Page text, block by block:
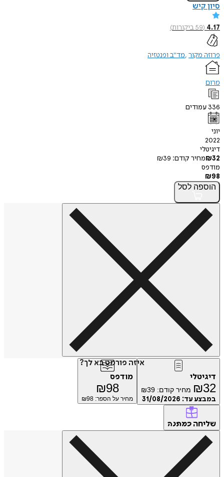
סיון קיש
4.17
(
59ביקורות)
פרוזה מקור מד"ב ופנטזיה
מרום
336 עמודים
יוני
2022
דיגיטלי
₪32 מחיר קודם: ₪39
מודפס
₪98
הוספה לסל
איזה פורמט בא לך?
דיגיטלי
₪32 מחיר קודם: ₪39
במבצע עד: 31/08/2026
מודפס
₪98
מחיר על הספר: ₪ 98
שליחה כמתנה